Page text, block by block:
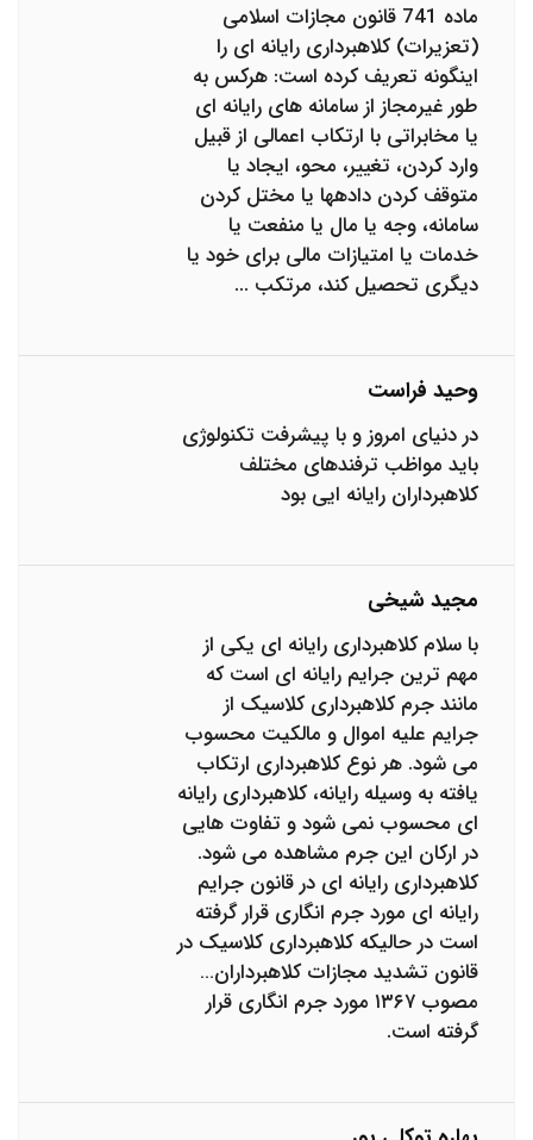
ماده 741 قانون مجازات اسلامی
(تعزیرات) کلاهبرداری رایانه ای را
اینگونه تعریف کرده است: هرکس به
طور غیرمجاز از سامانه های رایانه ای
یا مخابراتی با ارتکاب اعمالی از قبیل
وارد کردن، تغییر، محو، ایجاد یا
متوقف کردن داده‎ها یا مختل کردن
سامانه، وجه یا مال یا منفعت یا
خدمات یا امتیازات مالی برای خود یا
دیگری تحصیل کند، مرتکب ...
وحید فراست
در دنیای امروز و با پیشرفت تکنولوژی
باید مواظب ترفندهای مختلف
کلاهبرداران رایانه‌ ایی بود
مجید شیخی
با سلام کلاهبرداری رایانه ای یکی از
مهم ترین جرایم رایانه ای است که
مانند جرم کلاهبرداری کلاسیک از
جرایم علیه اموال و مالکیت محسوب
می شود. هر نوع کلاهبرداری ارتکاب
یافته به وسیله رایانه، کلاهبرداری رایانه
ای محسوب نمی شود و تفاوت هایی
در ارکان این جرم مشاهده می شود.
کلاهبرداری رایانه ای در قانون جرایم
رایانه ای مورد جرم انگاری قرار گرفته
است در حالیکه کلاهبرداری کلاسیک در
قانون تشدید مجازات کلاهبرداران…
مصوب ۱۳۶۷ مورد جرم انگاری قرار
گرفته است.